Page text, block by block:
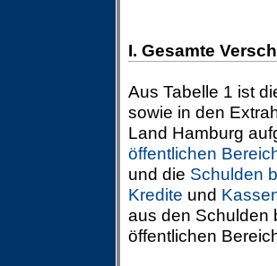
I. Gesamte
Aus Tabelle 1 ist
sowie in den
Land Hamburg
öffentlichen
und die Schulden
Kredite und
aus den Schulden
öffentlichen